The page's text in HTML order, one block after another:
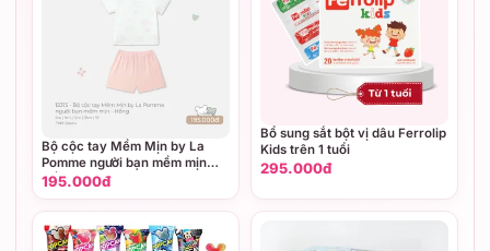
Bộ cộc tay Mềm Mịn by La
Pomme người bạn mềm mịn
Hồng (6M,9M,12M,18M,3Y)
195.000đ
Bổ sung sắt bột vị dâu Ferrolip
Kids trên 1 tuổi
295.000đ